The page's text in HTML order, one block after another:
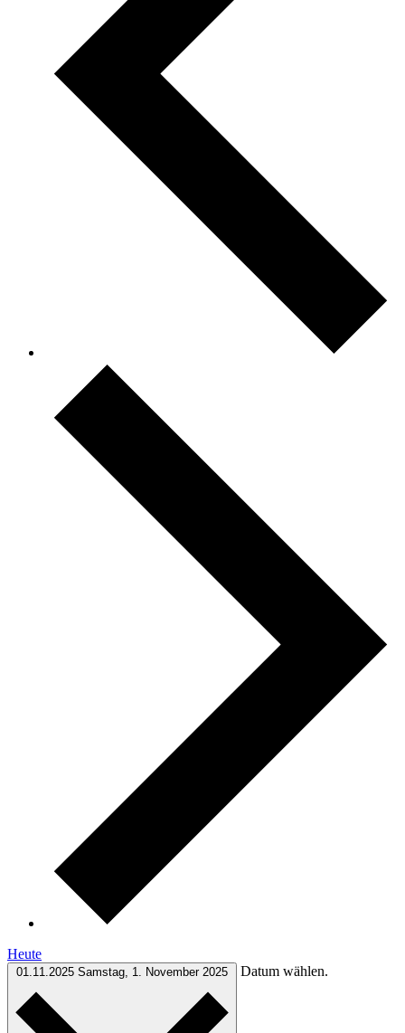
Heute
01.11.2025 Samstag, 1. November 2025 Datum wählen.